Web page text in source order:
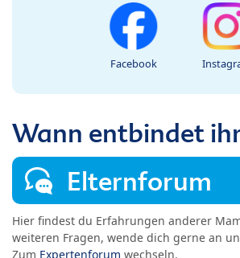
Facebook
Wann entbindet
Elternforum
Hier findest du Erfahrungen anderer
weiteren Fragen, wende dich gerne an
Zum Expertenforum wechseln.